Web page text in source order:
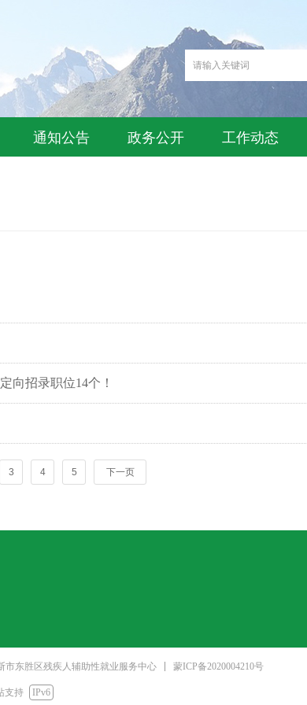
通知公告 政务公开 工作动态
向招录职位14个！
3 4 5 下一页
市东胜区残疾人辅助性就业服务中心 蒙ICP备2020004210号
支持 IPv6